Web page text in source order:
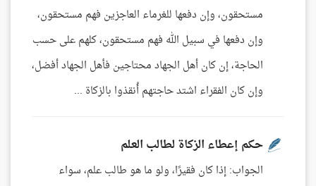
مستحقون، وإن دفعها للغرماء العاجزين فهم مستحقون،
وإن دفعها في سبيل الله فهم مستحقون، كلهم على حسب
الحاجة، إن كان أهل الجهاد محتاجين فأهل الجهاد أفضل،
وإن كان الفقراء اشتد حاجتهم أُنقذوا بالزكاة ...
حكم إعطاء الزكاة لطالب العلم
الجواب: إذا كان فقيرًا، ولو ما هو طالب علم، سواء